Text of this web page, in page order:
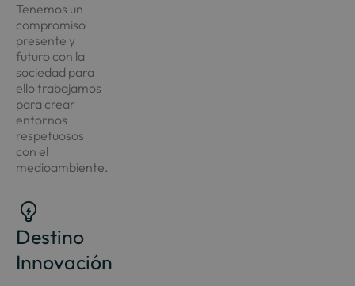
Tenemos un
compromiso
presente y
futuro con la
sociedad para
ello trabajamos
para crear
entornos
respetuosos
con el
medioambiente.
Destino
Innovación